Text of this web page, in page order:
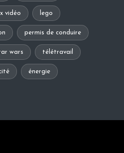
vidéo lego
permis de conduire
wars télétravail
énergie